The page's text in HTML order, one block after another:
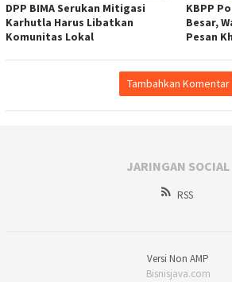
DPP BIMA Serukan Mitigasi
Karhutla Harus Libatkan
Komunitas Lokal
KBPP
Besar,
Pesan
Tambahkan Komentar
JARINGAN SOCIAL
RSS
Versi Non AMP
Bisnisjava.com